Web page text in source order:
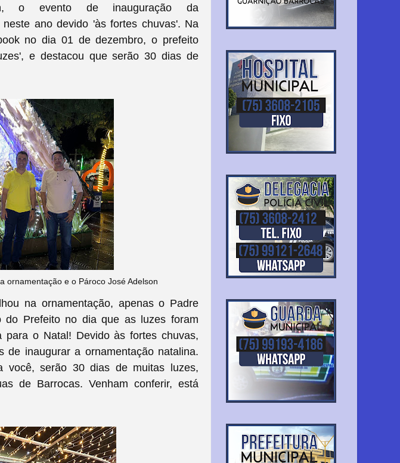
o evento de inauguração da
ano devido 'às fortes chuvas'. Na
no dia 01 de dezembro, o prefeito
e destacou que serão 30 dias de
ornamentação e o Pároco José Adelson
na ornamentação, apenas o Padre
do Prefeito no dia que as luzes foram
para o Natal! Devido às fortes chuvas,
inaugurar a ornamentação natalina.
você, serão 30 dias de muitas luzes,
de Barrocas. Venham conferir, está